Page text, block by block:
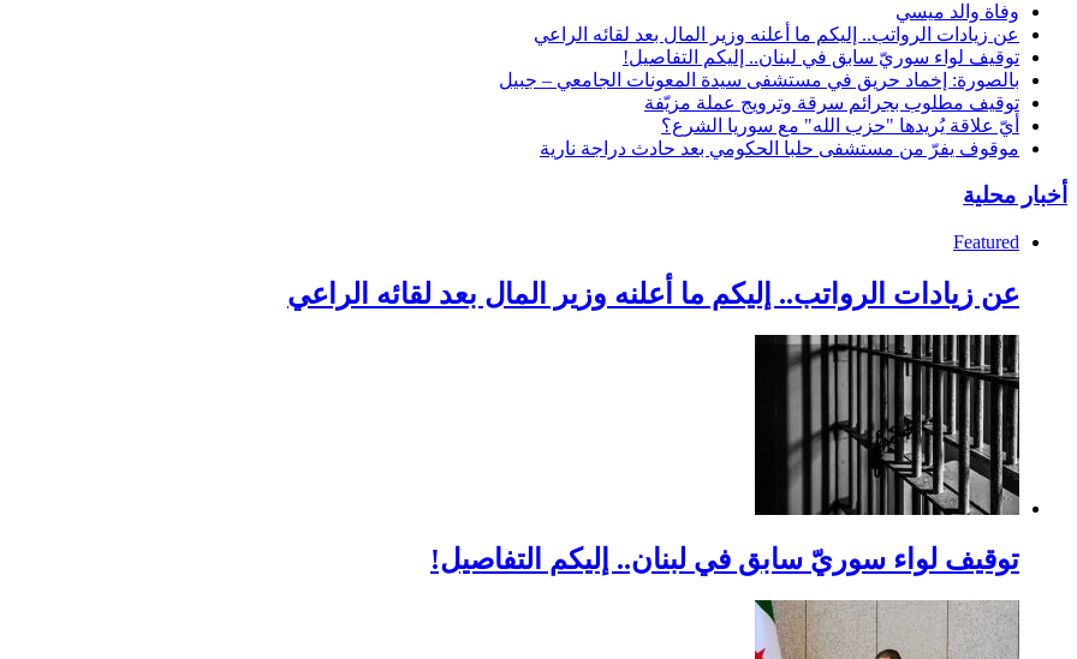
وفاة والد ميسي
عن زيادات الرواتب.. إليكم ما أعلنه وزير المال بعد لقائه الراعي
توقيف لواء سوريّ سابق في لبنان.. إليكم التفاصيل!
بالصورة: إخماد حريق في مستشفى سيدة المعونات الجامعي – جبيل
توقيف مطلوب بجرائم سرقة وترويج عملة مزيّفة
أيّ علاقة يُريدها "حزب الله" مع سوريا الشرع؟
موقوف يفرّ من مستشفى حلبا الحكومي بعد حادث دراجة نارية
أخبار محلية
Featured
عن زيادات الرواتب.. إليكم ما أعلنه وزير المال بعد لقائه الراعي
توقيف لواء سوريّ سابق في لبنان.. إليكم التفاصيل!